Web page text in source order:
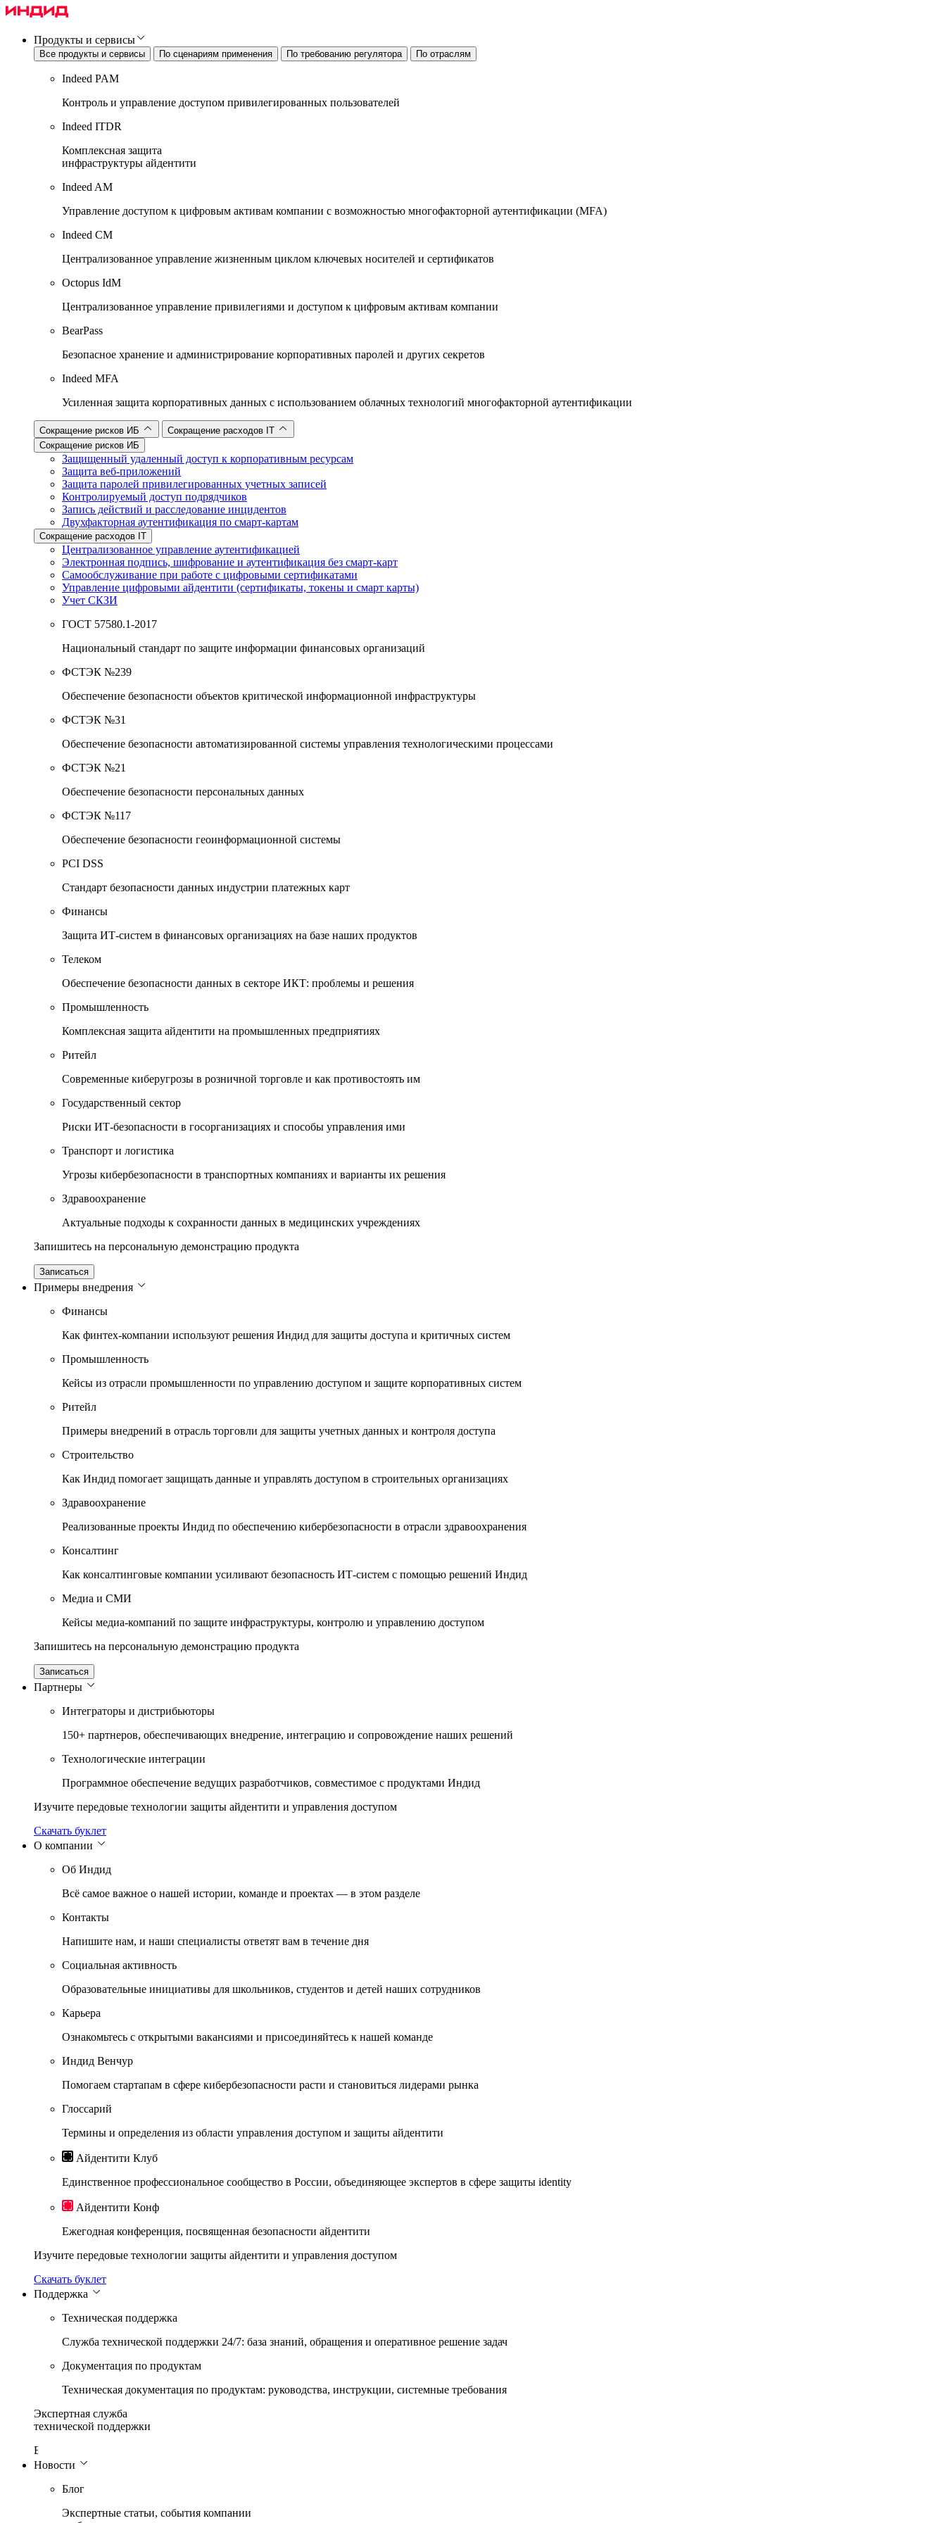
Продукты и сервисы
Все продукты и сервисы По сценариям применения По требованию регулятора По отраслям
Indeed PAM
Контроль и управление доступом привилегированных пользователей
Indeed ITDR
Комплексная защита
инфраструктуры айдентити
Indeed AM
Управление доступом к цифровым активам компании с возможностью многофакторной аутентификации (MFA)
Indeed CM
Централизованное управление жизненным циклом ключевых носителей и сертификатов
Octopus IdM
Централизованное управление привилегиями и доступом к цифровым активам компании
BearPass
Безопасное хранение и администрирование корпоративных паролей и других секретов
Indeed MFA
Усиленная защита корпоративных данных с использованием облачных технологий многофакторной аутентификации
Сокращение рисков ИБ
Сокращение расходов IT
Сокращение рисков ИБ
Защищенный удаленный доступ к корпоративным ресурсам
Защита веб-приложений
Защита паролей привилегированных учетных записей
Контролируемый доступ подрядчиков
Запись действий и расследование инцидентов
Двухфакторная аутентификация по смарт-картам
Сокращение расходов IT
Централизованное управление аутентификацией
Электронная подпись, шифрование и аутентификация без смарт-карт
Самообслуживание при работе с цифровыми сертификатами
Управление цифровыми айдентити (сертификаты, токены и смарт карты)
Учет СКЗИ
ГОСТ 57580.1-2017
Национальный стандарт по защите информации финансовых организаций
ФСТЭК №239
Обеспечение безопасности объектов критической информационной инфраструктуры
ФСТЭК №31
Обеспечение безопасности автоматизированной системы управления технологическими процессами
ФСТЭК №21
Обеспечение безопасности персональных данных
ФСТЭК №117
Обеспечение безопасности геоинформационной системы
PCI DSS
Стандарт безопасности данных индустрии платежных карт
Финансы
Защита ИТ-систем в финансовых организациях на базе наших продуктов
Телеком
Обеспечение безопасности данных в секторе ИКТ: проблемы и решения
Промышленность
Комплексная защита айдентити на промышленных предприятиях
Ритейл
Современные киберугрозы в розничной торговле и как противостоять им
Государственный сектор
Риски ИТ-безопасности в госорганизациях и способы управления ими
Транспорт и логистика
Угрозы кибербезопасности в транспортных компаниях и варианты их решения
Здравоохранение
Актуальные подходы к сохранности данных в медицинских учреждениях
Запишитесь на персональную демонстрацию продукта
Записаться
Примеры внедрения
Финансы
Как финтех-компании используют решения Индид для защиты доступа и критичных систем
Промышленность
Кейсы из отрасли промышленности по управлению доступом и защите корпоративных систем
Ритейл
Примеры внедрений в отрасль торговли для защиты учетных данных и контроля доступа
Строительство
Как Индид помогает защищать данные и управлять доступом в строительных организациях
Здравоохранение
Реализованные проекты Индид по обеспечению кибербезопасности в отрасли здравоохранения
Консалтинг
Как консалтинговые компании усиливают безопасность ИТ-систем с помощью решений Индид
Медиа и СМИ
Кейсы медиа-компаний по защите инфраструктуры, контролю и управлению доступом
Запишитесь на персональную демонстрацию продукта
Записаться
Партнеры
Интеграторы и дистрибьюторы
150+ партнеров, обеспечивающих внедрение, интеграцию и сопровождение наших решений
Технологические интеграции
Программное обеспечение ведущих разработчиков, совместимое с продуктами Индид
Изучите передовые технологии защиты айдентити и управления доступом
Скачать буклет
О компании
Об Индид
Всё самое важное о нашей истории, команде и проектах — в этом разделе
Контакты
Напишите нам, и наши специалисты ответят вам в течение дня
Социальная активность
Образовательные инициативы для школьников, студентов и детей наших сотрудников
Карьера
Ознакомьтесь с открытыми вакансиями и присоединяйтесь к нашей команде
Индид Венчур
Помогаем стартапам в сфере кибербезопасности расти и становиться лидерами рынка
Глоссарий
Термины и определения из области управления доступом и защиты айдентити
Айдентити Клуб
Единственное профессиональное сообщество в России, объединяющее экспертов в сфере защиты identity
Айдентити Конф
Ежегодная конференция, посвященная безопасности айдентити
Изучите передовые технологии защиты айдентити и управления доступом
Скачать буклет
Поддержка
Техническая поддержка
Служба технической поддержки 24/7: база знаний, обращения и оперативное решение задач
Документация по продуктам
Техническая документация по продуктам: руководства, инструкции, системные требования
Экспертная служба
технической поддержки
24/7
Новости
Блог
Экспертные статьи, события компании